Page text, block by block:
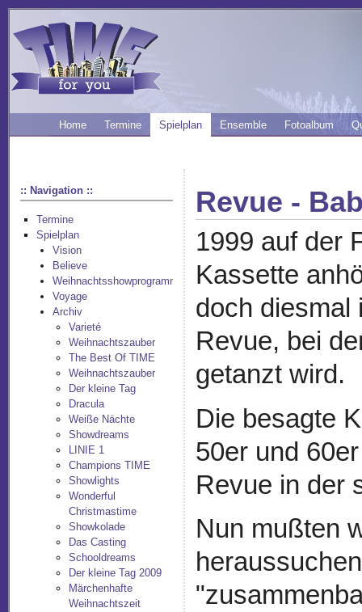
Home Termine Spielplan Ensemble Fotoalbum
:: Navigation ::
Termine
Spielplan
Vision
Believe
Weihnachtsshowprogramm
Voyage
Archiv
Varieté
Weihnachtszauber
The Best Of TIME
Weihnachtszauber
Der kleine Tag
Dracula
Weiße Nächte
Showdreams
LINIE 1
Champions TIME
Showlights
Wonderful
Christmastime
Showkolade
Das Casting
Schooldreams
Der kleine Tag 2009
Märchenhafte
Weihnachtszeit
Revue -
1999 auf der
Kassette
doch diesmal
Revue, bei
getanzt wird.
Die besagte
50er und
Revue in der
Nun mußten